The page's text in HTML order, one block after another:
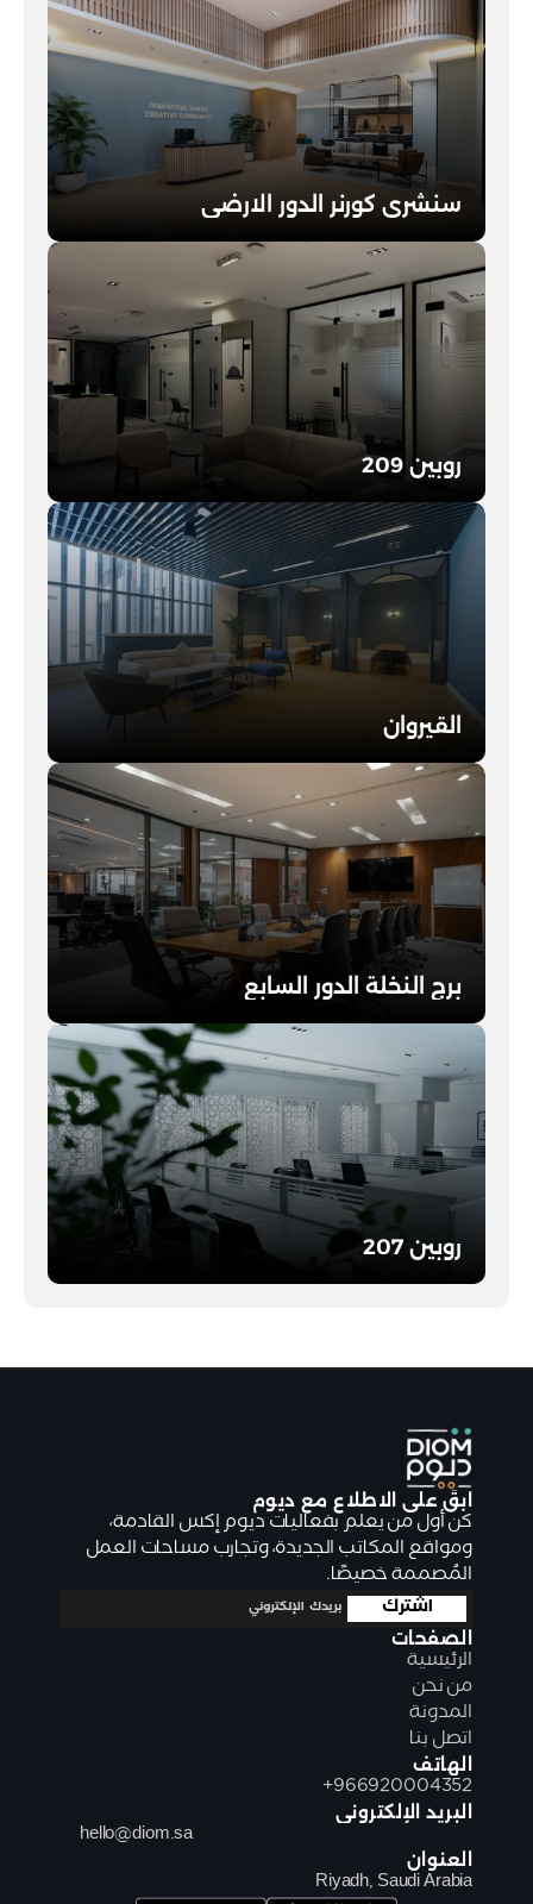
سنشري كورنر الدور الارضي
اطلع على التفاصيل
روبين 209
اطلع على التفاصيل
القيروان
اطلع على التفاصيل
برج النخلة الدور السابع
اطلع على التفاصيل
روبين 207
ابقَ على الاطلاع مع ديوم
كن أول من يعلم بفعاليات ديوم إكس القادمة،
المُصممة خصيصًا.
الصفحات
الرئيسية
من نحن
المدونة
اتصل بنا
الهاتف
+966920004352
البريد الإلكتروني
hello@diom.sa
العنوان
Riyadh, Saudi Arabia